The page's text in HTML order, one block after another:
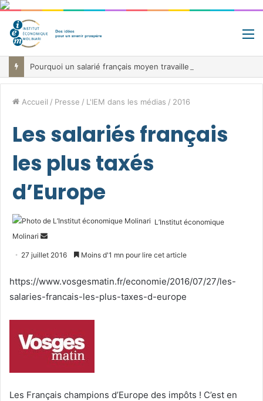
Accueil / Presse / L'IEM dans les médias / 2016
Les salariés français
les plus taxés
d’Europe
L’Institut économique
Molinari
Envoyer
27 juillet 2016 Moins d'1 mn pour lire cet article
https://www.vosgesmatin.fr/economie/2016/07/27/les-
salaries-francais-les-plus-taxes-d-europe
Les Français champions d’Europe des impôts ! C’est en